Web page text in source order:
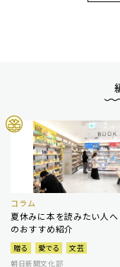
コラム
夏休みに本を読みたい人
のおすすめ紹介
贈る 愛でる
文芸
朝日新聞文化部